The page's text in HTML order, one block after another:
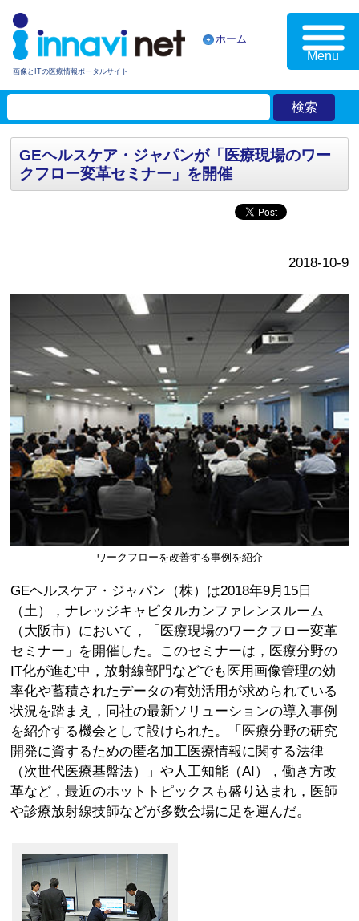
画像とITの医療情報ポータルサイト
ホーム
Menu
GEヘルスケア・ジャパンが「医療現場のワー
クフロー変革セミナー」を開催
2018-10-9
ワークフローを改善する事例を紹介
GEヘルスケア・ジャパン（株）は2018年9月15日
（土），ナレッジキャピタルカンファレンスルーム
（大阪市）において，「医療現場のワークフロー変革
セミナー」を開催した。このセミナーは，医療分野の
IT化が進む中，放射線部門などでも医用画像管理の効
率化や蓄積されたデータの有効活用が求められている
状況を踏まえ，同社の最新ソリューションの導入事例
を紹介する機会として設けられた。「医療分野の研究
開発に資するための匿名加工医療情報に関する法律
（次世代医療基盤法）」や人工知能（AI），働き方改
革など，最近のホットトピックスも盛り込まれ，医師
や診療放射線技師などが多数会場に足を運んだ。